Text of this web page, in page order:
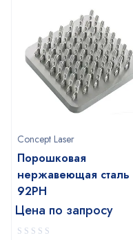
Concept Laser
Порошковая
нержавеющая сталь
92PH
Цена по запросу